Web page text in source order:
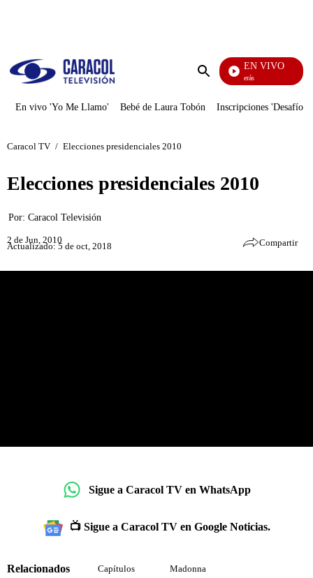
Enviar
EN VIVO
También Caerás
En vivo 'Yo Me Llamo' Bebé de Laura Tobón Inscripciones 'Desafío'
Caracol TV / Elecciones presidenciales 2010
Elecciones presidenciales 2010
Por: Caracol Televisión
2 de Jun, 2010
Actualizado: 5 de oct, 2018 Compartir
Sigue a Caracol TV en WhatsApp
📺 Sigue a Caracol TV en Google Noticias.
Relacionados Capítulos Madonna